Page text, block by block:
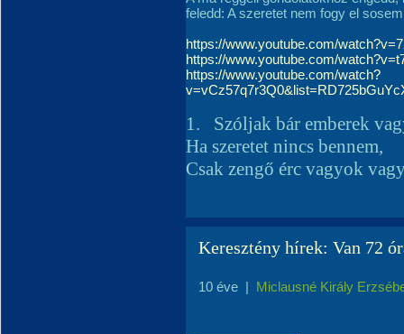
feledd: A szeretet nem fogy el
https://www.youtube.com/
https://www.youtube.com/
https://www.youtube.com/watch?
1.
Szóljak bár emberek
Ha szeretet nincs bennem,
Csak zengő érc vagyok
Keresztény hírek: Van 72
10 éve | Miclausné Király